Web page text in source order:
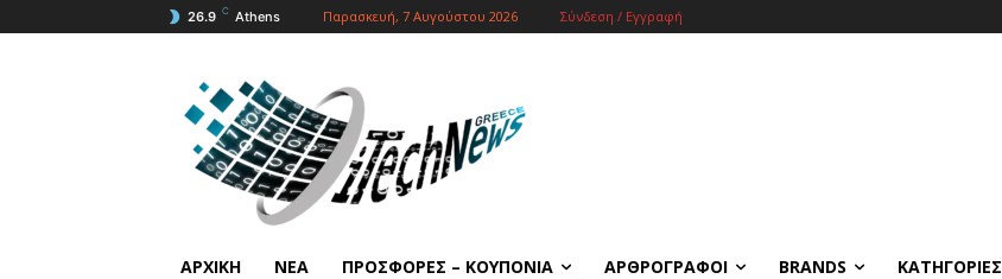
26.9 C Athens Παρασκευή, 7 Αυγούστου 2026 Σύνδεση / Εγγραφή
ΑΡΧΙΚΗ ΝΕΑ ΠΡΟΣΦΟΡΕΣ – ΚΟΥΠΟΝΙΑ ΑΡΘΡΟΓΡΑΦΟΙ BRANDS ΚΑΤΗΓΟΡΙΕΣ